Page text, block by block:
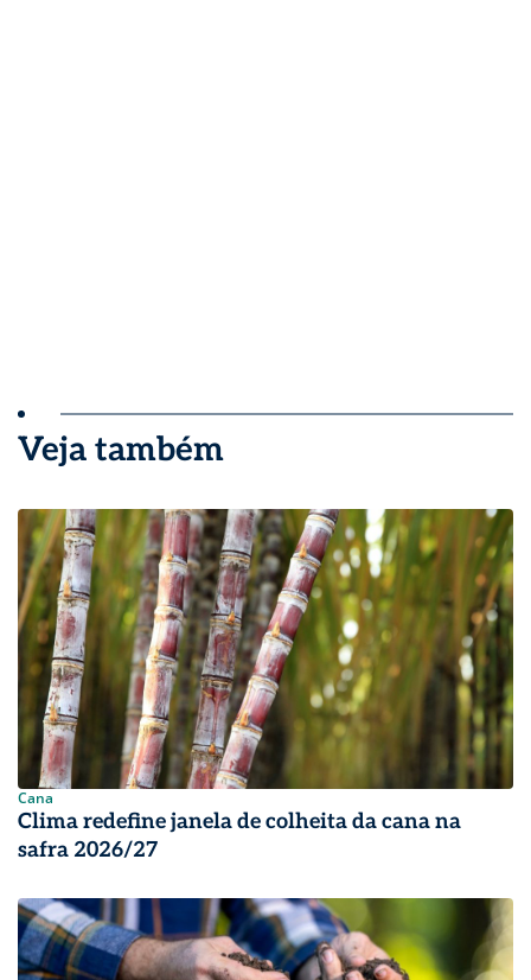
Veja também
Cana
Clima redefine janela de colheita da cana na
safra 2026/27